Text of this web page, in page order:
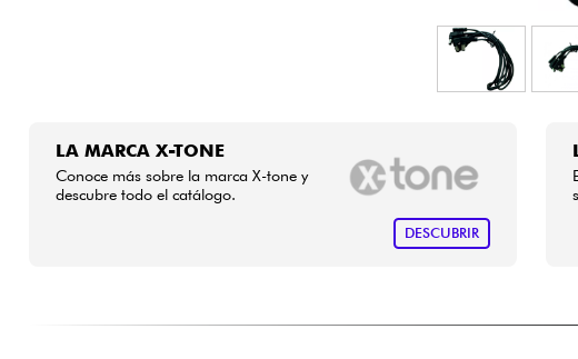
LA MARCA X-TONE
Conoce más sobre la marca X-tone y
descubre todo el catálogo.
DESCUBRIR